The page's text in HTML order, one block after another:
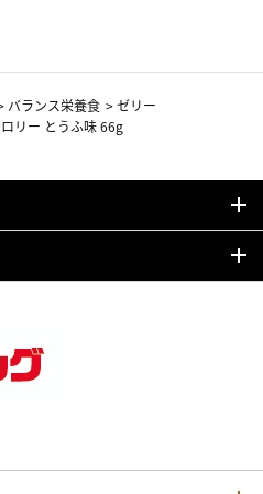
バランス栄養食 >ゼリー
リー とうふ味 66g